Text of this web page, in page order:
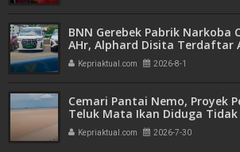
BNN Gerebek Pabrik Narkoba
AHr, Alphard Disita Terdaftar
Mitra Usaha Properti
Kepriaktual.com 2026-8-1
Cemari Pantai Nemo, Proyek
Teluk Mata Ikan Diduga
Amdal
Kepriaktual.com 2026-7-30